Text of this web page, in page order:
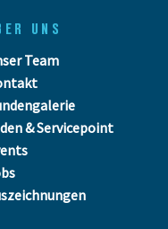
UNS
Team
& Servicepoint